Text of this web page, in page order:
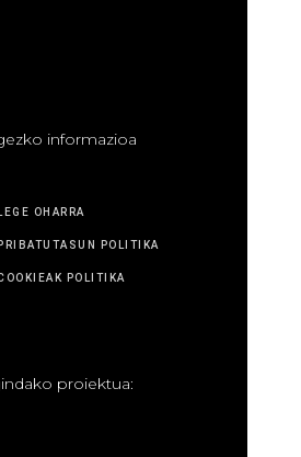
informazioa
LEGE OHARRA
PRIBATUTASUN POLITIKA
POLITIKA
proiektua: